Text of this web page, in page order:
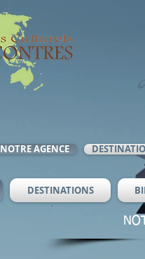
NOTRE AGENCE
DESTINATIONS